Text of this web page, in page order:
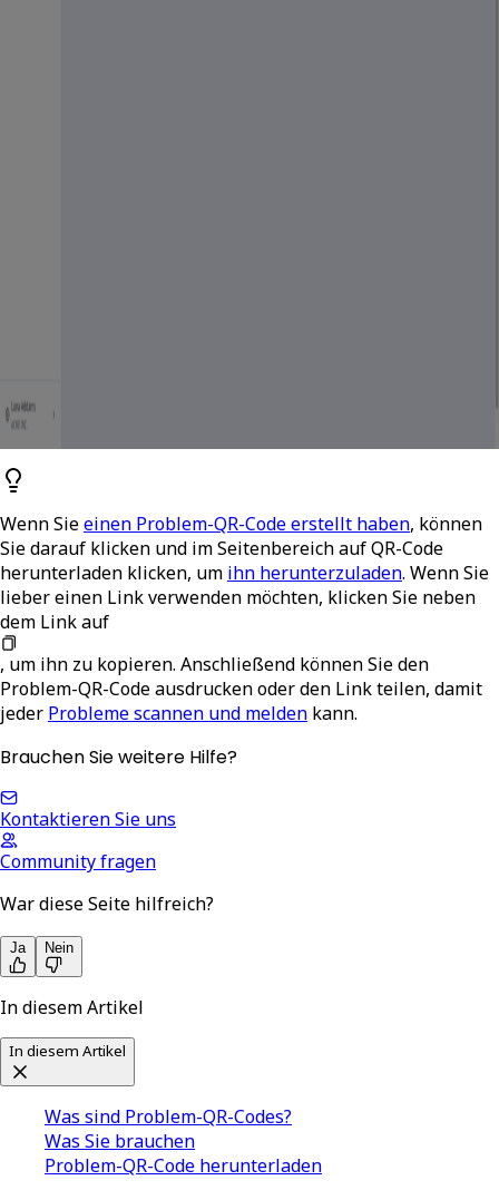
Wenn Sieeinen Problem-QR-Code erstellt haben, können
Sie darauf klicken und im Seitenbereich aufQR-Code
herunterladen klicken, um ihn herunterzuladen. Wenn Sie
lieber einen Link verwenden möchten, klicken Sie neben
dem Link auf
, um ihn zu kopieren. Anschließend können Sie den
Problem-QR-Code ausdrucken oder den Link teilen, damit
jeder Probleme scannen und melden kann.
Brauchen Sie weitere Hilfe?
Kontaktieren Sie uns
Community fragen
War diese Seite hilfreich?
Ja Nein
In diesem Artikel
In diesem Artikel
Was sind Problem-QR-Codes?
Was Sie brauchen
Problem-QR-Code herunterladen